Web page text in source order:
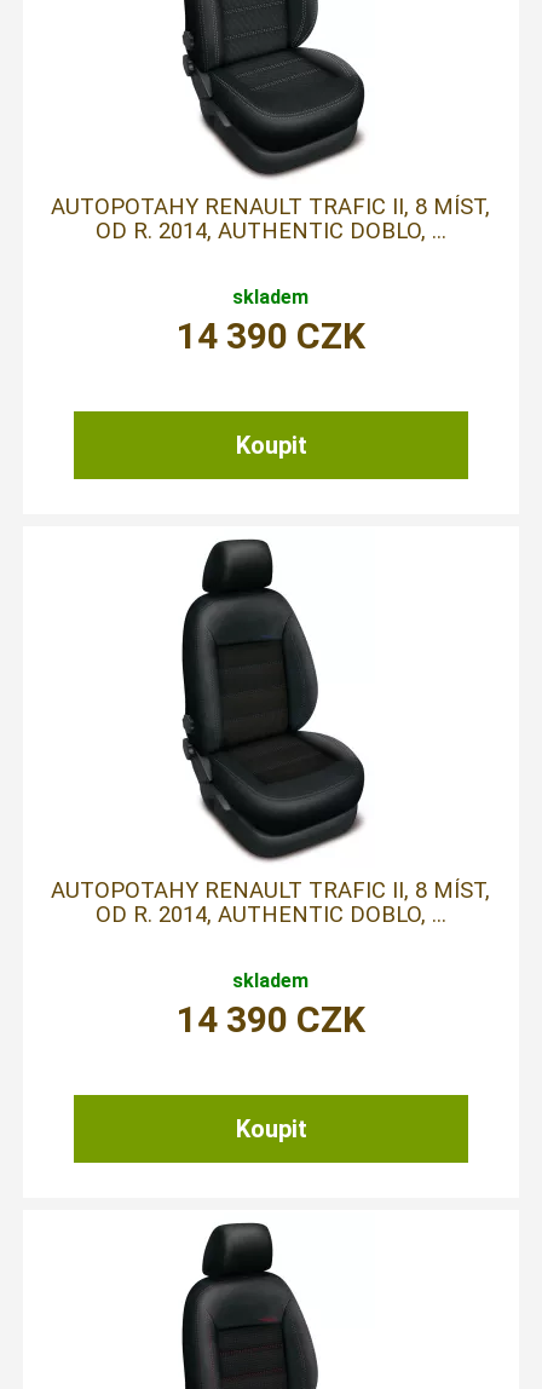
AUTOPOTAHY RENAULT TRAFIC II, 8 MÍST,
OD R. 2014, AUTHENTIC DOBLO, ...
skladem
14 390 CZK
AUTOPOTAHY RENAULT TRAFIC II, 8 MÍST,
OD R. 2014, AUTHENTIC DOBLO, ...
skladem
14 390 CZK